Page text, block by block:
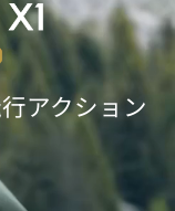
アクション